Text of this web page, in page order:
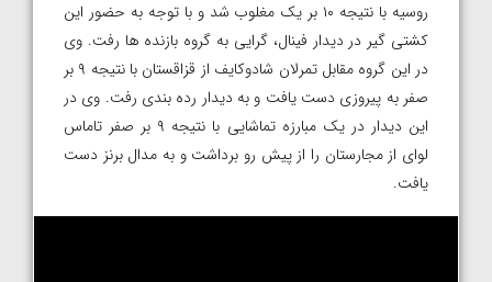
روسیه با نتیجه ۱۰ بر یک مغلوب شد و با توجه به حضور این
کشتی گیر در دیدار فینال، گرایی به گروه بازنده ها رفت. وی
در این گروه مقابل تمرلان شادوکایف از قزاقستان با نتیجه ۹ بر
صفر به پیروزی دست یافت و به دیدار رده بندی رفت. وی در
این دیدار در یک مبارزه تماشایی با نتیجه ۹ بر صفر تاماس
لوای از مجارستان را از پیش رو برداشت و به مدال برنز دست
یافت.